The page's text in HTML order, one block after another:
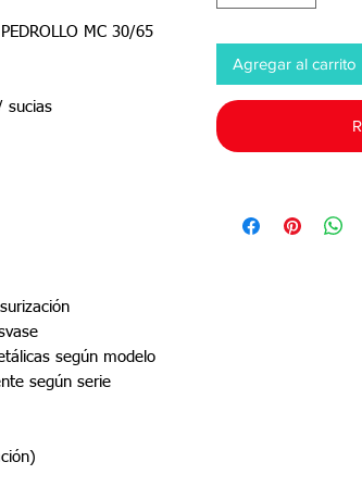
MC 30/65
sucias
según modelo
según serie
Agregar al carrito